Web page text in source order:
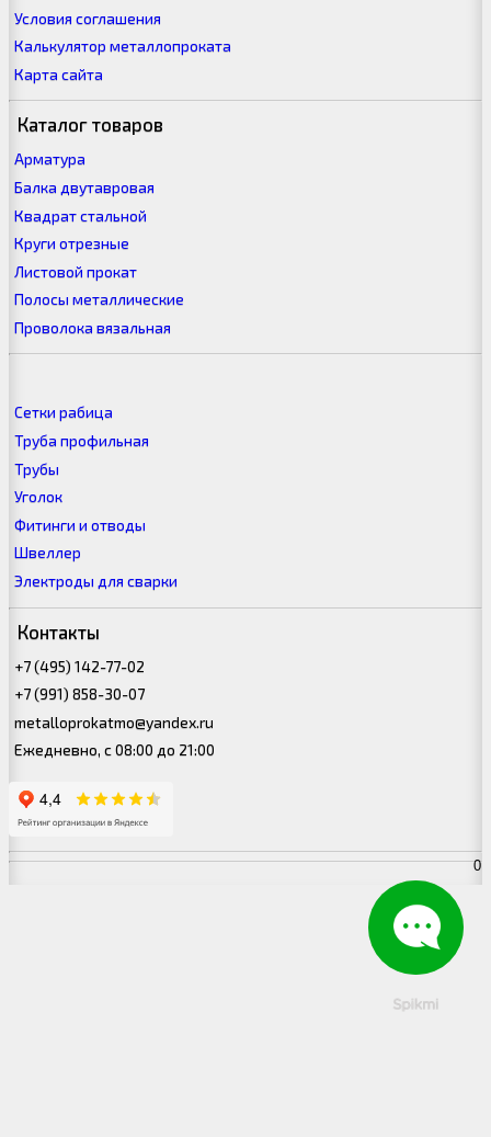
0
Условия соглашения
Калькулятор металлопроката
Карта сайта
Каталог товаров
Арматура
Балка двутавровая
Квадрат стальной
Круги отрезные
Листовой прокат
Полосы металлические
Проволока вязальная
Сетки рабица
Труба профильная
Трубы
Уголок
Фитинги и отводы
Швеллер
Электроды для сварки
Контакты
+7 (495) 142-77-02
+7 (991) 858-30-07
metalloprokatmo@yandex.ru
Ежедневно, с 08:00 до 21:00